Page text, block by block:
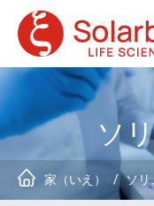
ソ
家（いえ） / ソリ